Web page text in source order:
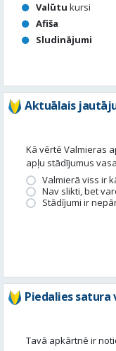
Valūtu kursi
Afiša
Sludinājumi
Aktuālais
Kā vērtē Valmieras
apļu stādījumus
Valmierā viss ir
Nav slikti, bet
Stādījumi ir
Piedalies satura
Tavā apkārtnē ir